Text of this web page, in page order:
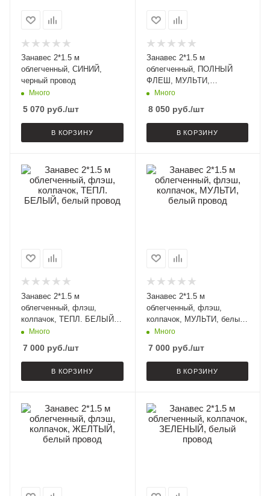
Занавес 2*1.5 м
облегченный, СИНИЙ,
черный провод
Много
5 070 руб./шт
В КОРЗИНУ
Занавес 2*1.5 м
облегченный, ПОЛНЫЙ
ФЛЕШ, МУЛЬТИ,
прозрачный провод
Много
8 050руб./шт
В КОРЗИНУ
Занавес 2*1.5 м
облегченный, флэш,
колпачок, ТЕПЛ. БЕЛЫЙ,
белый провод
Много
7 000 руб./шт
В КОРЗИНУ
Занавес 2*1.5 м
облегченный, флэш,
колпачок, МУЛЬТИ, белый
провод
Много
7 000руб./шт
В КОРЗИНУ